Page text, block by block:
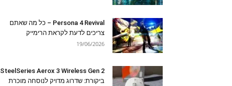
Persona 4 Revival – כל מה שאתם
צריכים לדעת לקראת הרימייק
19/06/2026
SteelSeries Aerox 3 Wireless Gen 2
ביקורת: שדרוג מדויק לנוסחה מוכרת